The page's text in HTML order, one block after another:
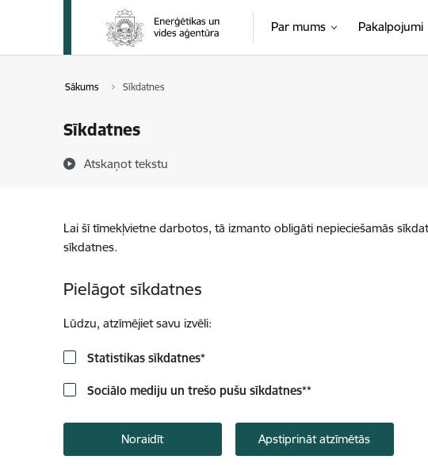
Pāriet uz lapas saturu
Par mums Pakalpojumi
Sākums Sīkdatnes
Sīkdatnes
Atskaņot tekstu
Lai šī tīmekļvietne darbotos, tā izmanto obligāti nepieciešamās
sīkdatnes.
Pielāgot sīkdatnes
Lūdzu, atzīmējiet savu izvēli:
Statistikas sīkdatnes*
Sociālo mediju un trešo pušu sīkdatnes**
Noraidīt Apstiprināt atzīmētās